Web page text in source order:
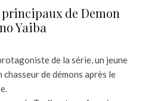
de Demon
Yaiba
de la série, un jeune
de démons après le